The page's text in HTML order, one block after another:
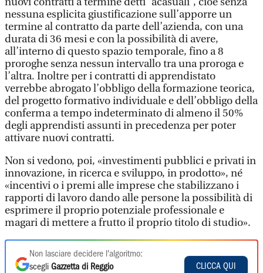
nessuna esplicita giustificazione sull’apporre un
termine al contratto da parte dell’azienda, con una
durata di 36 mesi e con la possibilità di avere,
all’interno di questo spazio temporale, fino a 8
proroghe senza nessun intervallo tra una proroga e
l’altra. Inoltre per i contratti di apprendistato
verrebbe abrogato l’obbligo della formazione teorica,
del progetto formativo individuale e dell’obbligo della
conferma a tempo indeterminato di almeno il 50%
degli apprendisti assunti in precedenza per poter
attivare nuovi contratti.
Non si vedono, poi, «investimenti pubblici e privati in
innovazione, in ricerca e sviluppo, in prodotto», né
«incentivi o i premi alle imprese che stabilizzano i
rapporti di lavoro dando alle persone la possibilità di
esprimere il proprio potenziale professionale e
magari di mettere a frutto il proprio titolo di studio».
Non lasciare decidere l'algoritmo:
scegli Gazzetta di Reggio
CLICCA QUI